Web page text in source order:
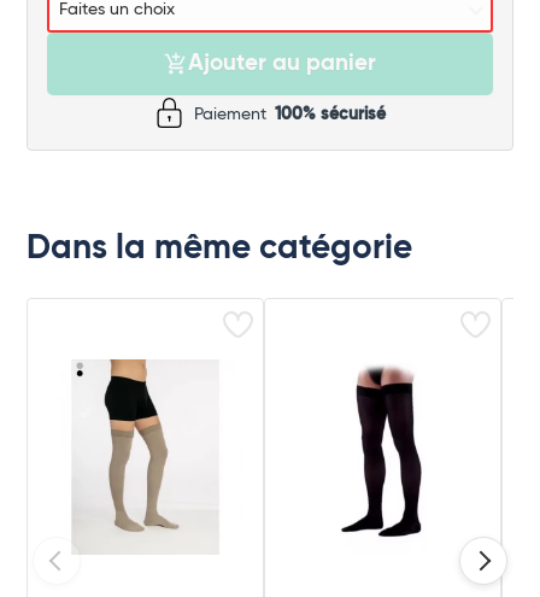
Ajouter au panier
Paiement 100% sécurisé
Dans la même catégorie